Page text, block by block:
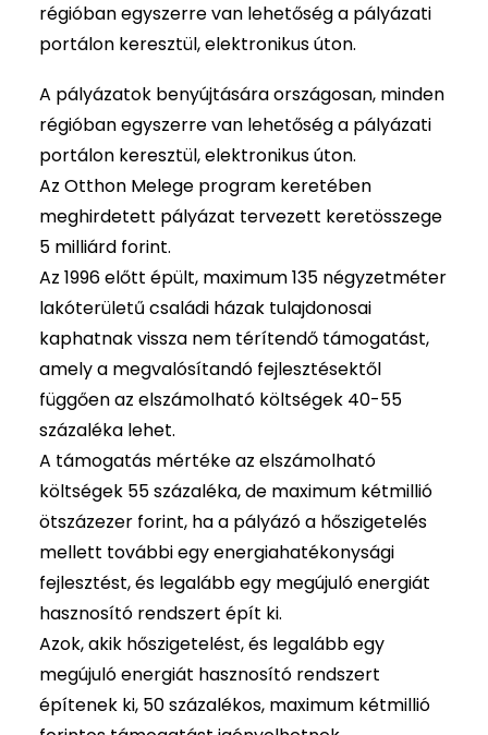
régióban egyszerre van lehetőség a pályázati
portálon keresztül, elektronikus úton.
A pályázatok benyújtására országosan, minden
régióban egyszerre van lehetőség a pályázati
portálon keresztül, elektronikus úton.
Az Otthon Melege program keretében
meghirdetett pályázat tervezett keretösszege
5 milliárd forint.
Az 1996 előtt épült, maximum 135 négyzetméter
lakóterületű családi házak tulajdonosai
kaphatnak vissza nem térítendő támogatást,
amely a megvalósítandó fejlesztésektől
függően az elszámolható költségek 40-55
százaléka lehet.
A támogatás mértéke az elszámolható
költségek 55 százaléka, de maximum kétmillió
ötszázezer forint, ha a pályázó a hőszigetelés
mellett további egy energiahatékonysági
fejlesztést, és legalább egy megújuló energiát
hasznosító rendszert épít ki.
Azok, akik hőszigetelést, és legalább egy
megújuló energiát hasznosító rendszert
építenek ki, 50 százalékos, maximum kétmillió